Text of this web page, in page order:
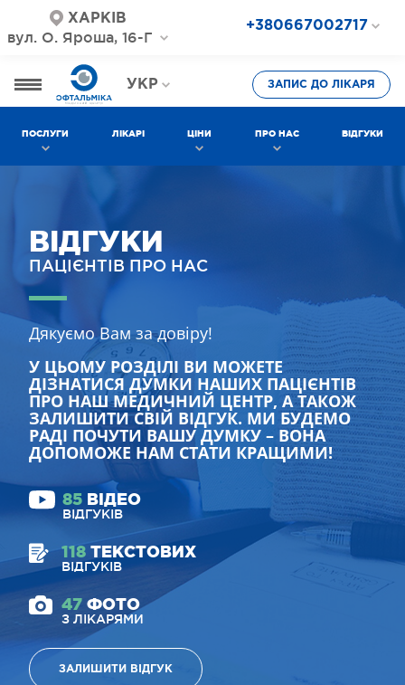
ХАРКІВ
вул. О. Яроша, 16-Г
+380667002717
+380577002717
УКР
РОС
ЗАПИС ДО ЛІКАРЯ
ПОСЛУГИ ЛІКАРІ ЦІНИ ПРО НАС ВІДГУКИ
ВІДГУКИ
ПАЦІЄНТІВ ПРО НАС
Дякуємо Вам за довіру!
У ЦЬОМУ РОЗДІЛІ ВИ МОЖЕТЕ
ДІЗНАТИСЯ ДУМКИ НАШИХ ПАЦІЄНТІВ
ПРО НАШ МЕДИЧНИЙ ЦЕНТР, А ТАКОЖ
ЗАЛИШИТИ СВІЙ ВІДГУК. МИ БУДЕМО
РАДІ ПОЧУТИ ВАШУ ДУМКУ – ВОНА
ДОПОМОЖЕ НАМ СТАТИ КРАЩИМИ!
85 ВІДЕО
ВІДГУКІВ
118 ТЕКСТОВИХ
ВІДГУКІВ
47 ФОТО
З ЛІКАРЯМИ
ЗАЛИШИТИ ВІДГУК